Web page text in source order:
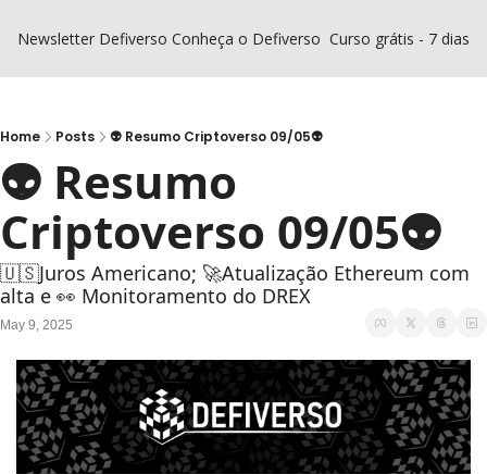
Newsletter Defiverso Conheça o Defiverso Curso grátis - 7 dias
Home Posts 👽 Resumo Criptoverso 09/05👽
👽 Resumo
Criptoverso 09/05👽
🇺🇸Juros Americano; 🚀Atualização Ethereum com
alta e 👀 Monitoramento do DREX
May 9, 2025